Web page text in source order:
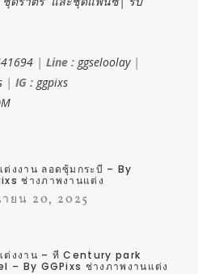
| Line : ggseloolay|
| IG : ggpixs
ต่งงาน ลอดซุ้มกระบี่ – By
ช่างภาพงานแต่ง
ยน 20, 2025
ต่งงาน – ที่ Century park
– By GGPixs ช่างภาพงานแต่ง